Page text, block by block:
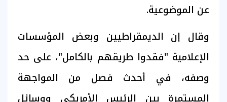
عن الموضوعية.
وقال إن الديمقراطيين وبعض المؤسسات
الإعلامية "فقدوا طريقهم بالكامل"، على حد
وصفه، في أحدث فصل من المواجهة
المستمرة بين الرئيس الأمريكي ووسائل